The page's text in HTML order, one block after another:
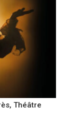
Théâtre